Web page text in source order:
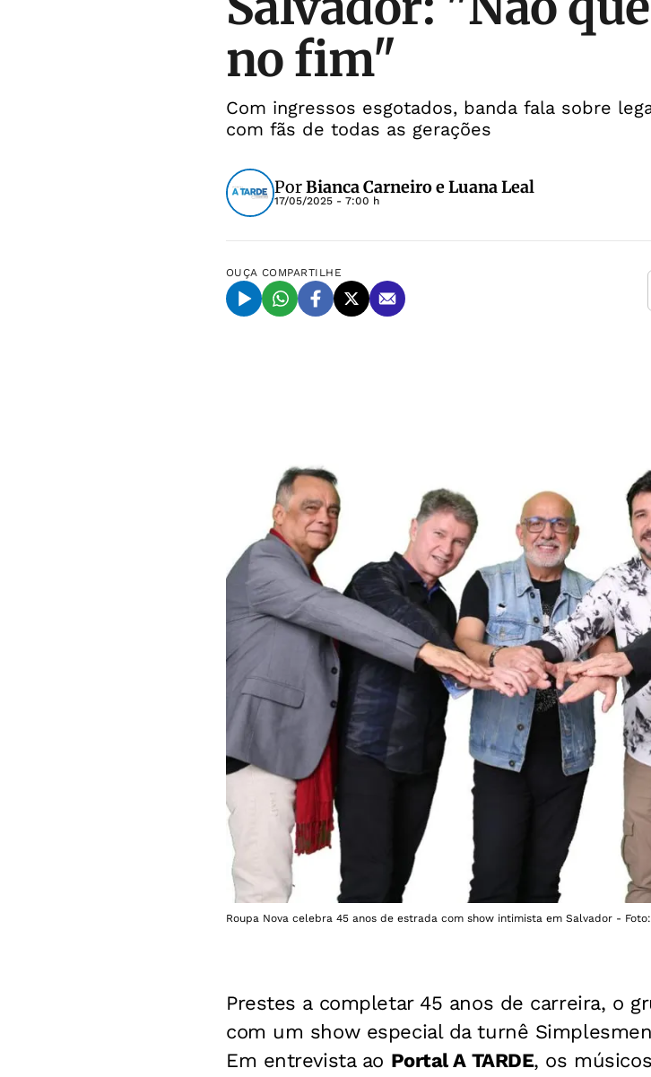
no fim"
Com ingressos esgotados, banda fala sobre
com fãs de todas as gerações
PorBianca Carneiro e Luana Leal
17/05/2025 - 7:00 h
OUÇA COMPARTILHE
Roupa Nova celebra 45 anos de estrada com show intimista em Salvador -
Prestes a completar 45 anos de carreira, o
com um show especial da turnê
Em entrevista ao Portal A TARDE, os